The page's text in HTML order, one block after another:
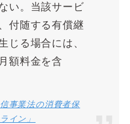
い。当該サービ
付随する有償継
じる場合には、
額料金を含
事業法の消費者保
イン」